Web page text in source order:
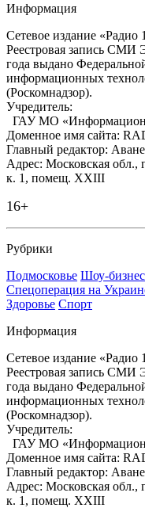
Информация
Сетевое издание «Радио
Реестровая запись СМИ
года выдано
информационных
(Роскомнадзор).
Учредитель:
ГАУ МО
Доменное имя сайта:
Главный редактор:
Адрес: Московская обл.,
к. 1, помещ. XXIII
16+
Рубрики
Подмосковье Шоу-бизнес
Спецоперация на
Здоровье Спорт
Информация
Сетевое издание «Радио
Реестровая запись СМИ
года выдано
информационных
(Роскомнадзор).
Учредитель:
ГАУ МО
Доменное имя сайта:
Главный редактор:
Адрес: Московская обл.,
к. 1, помещ. XXIII